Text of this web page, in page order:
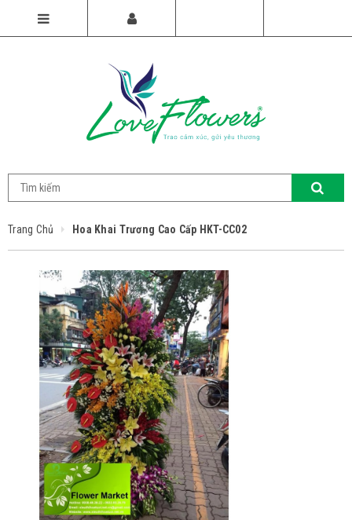
Trang Chủ Hoa Khai Trương Cao Cấp HKT-CC02